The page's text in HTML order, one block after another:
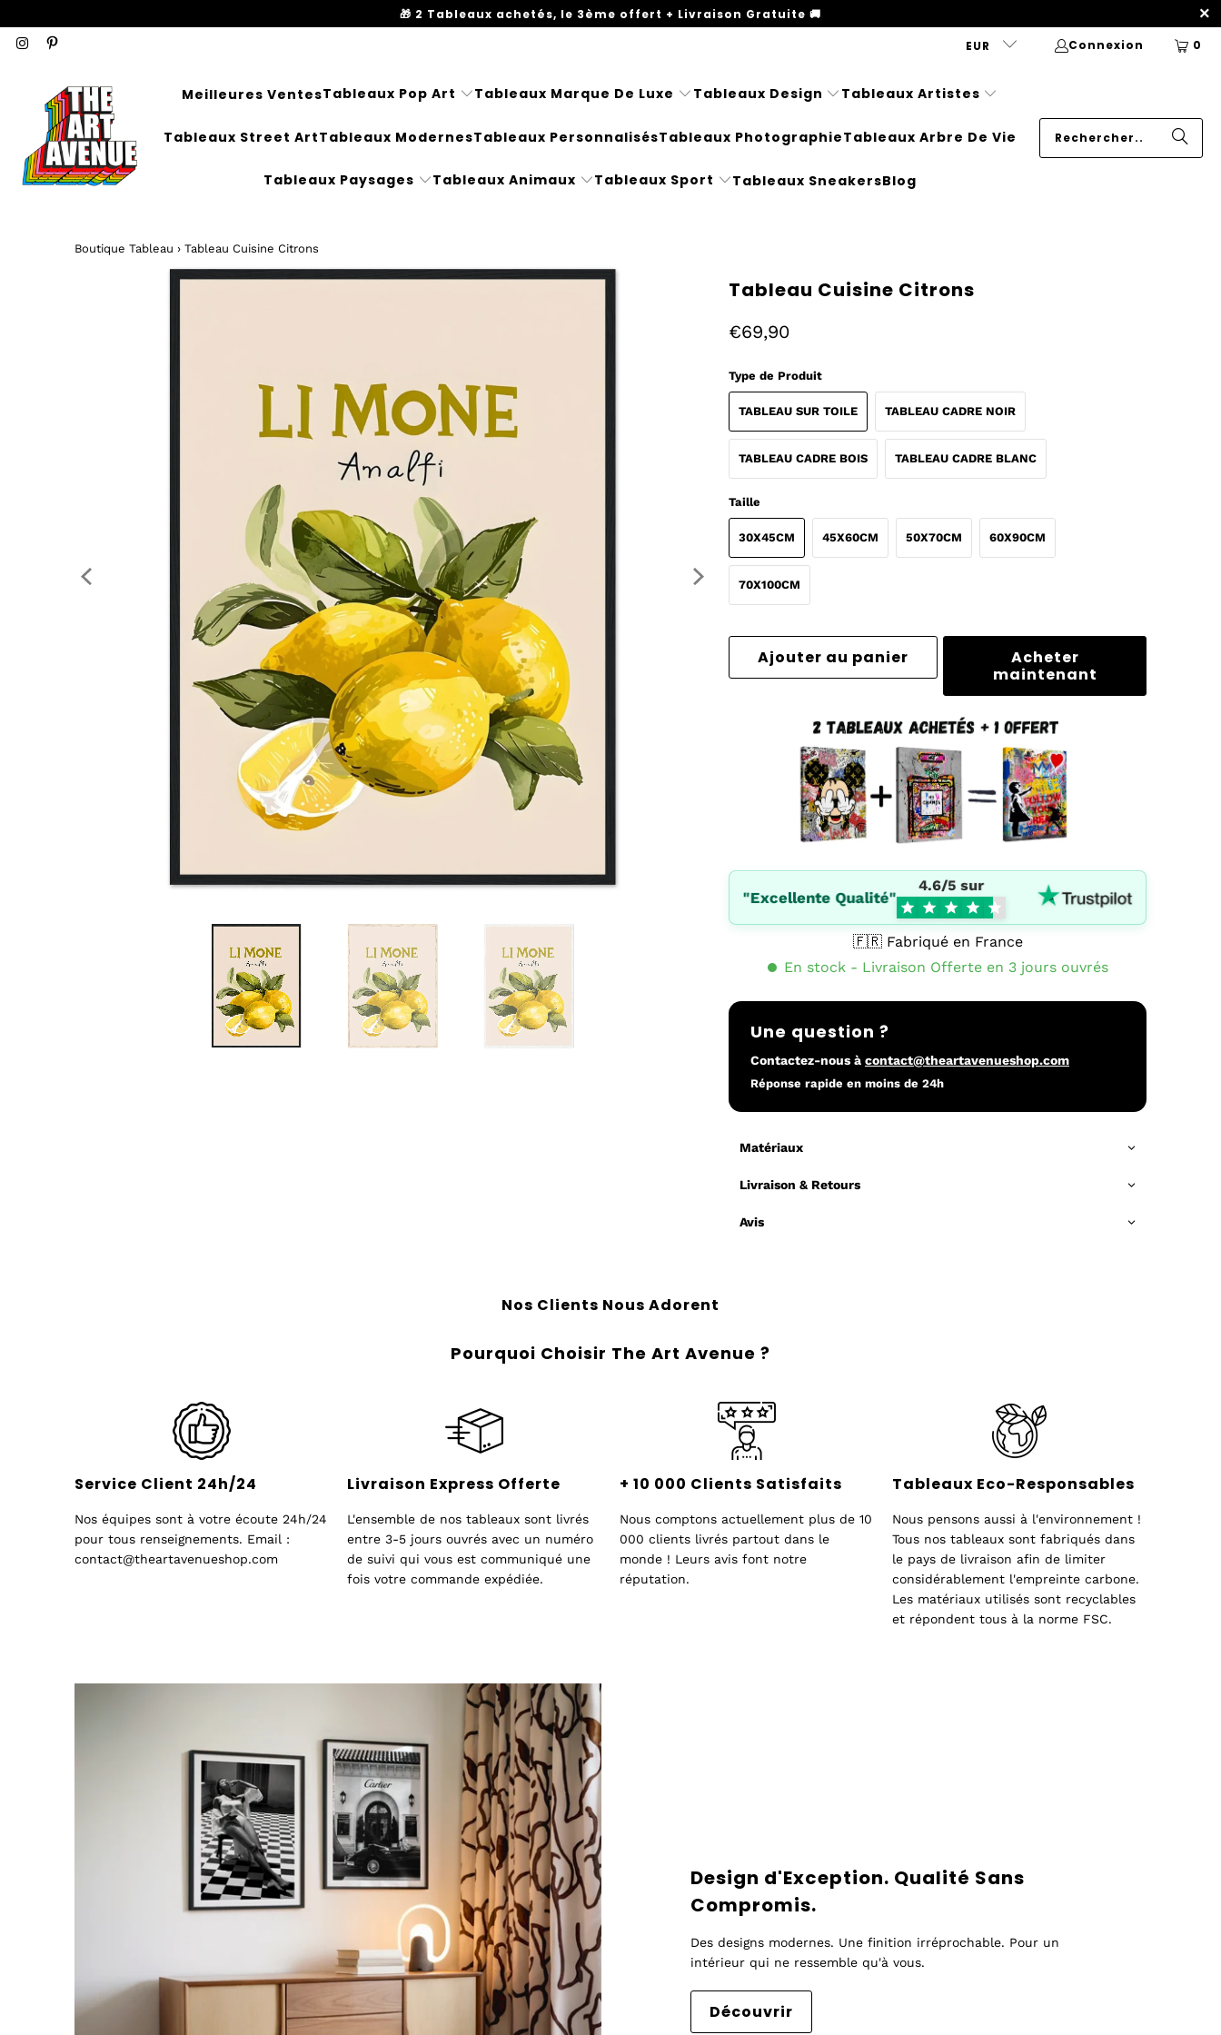
🎁 2 Tableaux achetés, le 3ème offert + Livraison Gratuite 🚚
EUR Connexion 0
Meilleures VentesTableaux Pop Art Tableaux Marque De Luxe Tableaux Design Tableaux Artistes
Tableaux Street ArtTableaux ModernesTableaux PersonnalisésTableaux PhotographieTableaux Arbre De Vie
Tableaux Paysages Tableaux Animaux Tableaux Sport Tableaux SneakersBlog
Boutique Tableau › Tableau Cuisine Citrons
Tableau Cuisine Citrons
€69,90
Type de Produit
TABLEAU SUR TOILE TABLEAU CADRE NOIR
TABLEAU CADRE BOIS TABLEAU CADRE BLANC
Taille
30X45CM 45X60CM 50X70CM 60X90CM
70X100CM
Ajouter au panier
Acheter
maintenant
"Excellente Qualité"
4.6/5 sur
🇫🇷 Fabriqué en France
En stock - Livraison Offerte en 3 jours ouvrés
Une question ?
Contactez-nous à contact@theartavenueshop.com
Réponse rapide en moins de 24h
Matériaux
Livraison & Retours
Avis
Nos Clients Nous Adorent
Pourquoi Choisir The Art Avenue ?
Service Client 24h/24
Nos équipes sont à votre écoute 24h/24
pour tous renseignements. Email :
contact@theartavenueshop.com
Livraison Express Offerte
L'ensemble de nos tableaux sont livrés
entre 3-5 jours ouvrés avec un numéro
de suivi qui vous est communiqué une
fois votre commande expédiée.
+ 10 000 Clients Satisfaits
Nous comptons actuellement plus de 10
000 clients livrés partout dans le
monde ! Leurs avis font notre
réputation.
Tableaux Eco-Responsables
Nous pensons aussi à l'environnement !
Tous nos tableaux sont fabriqués dans
le pays de livraison afin de limiter
considérablement l'empreinte carbone.
Les matériaux utilisés sont recyclables
et répondent tous à la norme FSC.
Design d'Exception. Qualité Sans
Compromis.
Des designs modernes. Une finition irréprochable. Pour un
intérieur qui ne ressemble qu'à vous.
Découvrir